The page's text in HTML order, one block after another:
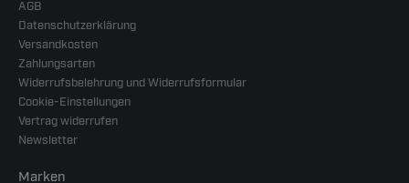
AGB
Datenschutzerklärung
Versandkosten
Zahlungsarten
Widerrufsbelehrung und Widerrufsformular
Cookie-Einstellungen
Vertrag widerrufen
Newsletter
Marken